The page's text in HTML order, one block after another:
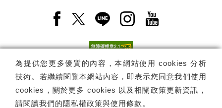
為提供您更多優質的內容，本網站使用 cookies 分析
技術。若繼續閱覽本網站內容，即表示您同意我們使用
cookies，關於更多 cookies 以及相關政策更新資訊，
請閱讀我們的隱私權政策與使用條款 。
Facebook(另開新視窗)
X(另開新視窗)
LINE(另開新視窗)
Instagram(另開新視
YouTube(另開
電子報訂閱 訂閱
Copyright © 國家表演藝術中心 -衛武營國家藝術文化中心